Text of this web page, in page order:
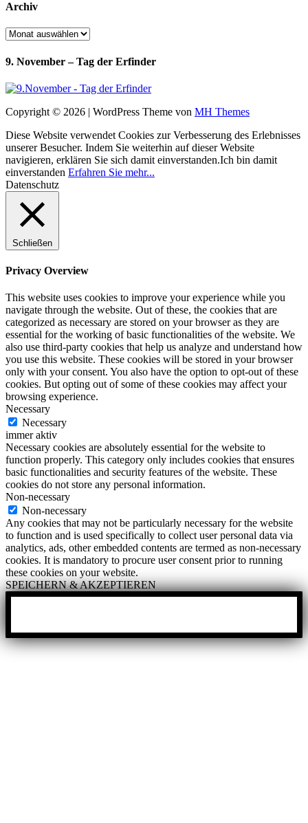
Archiv
Archiv
9. November – Tag der Erfinder
Copyright © 2026 | WordPress Theme von MH Themes
Diese Website verwendet Cookies zur Verbesserung des Erlebnisses
unserer Besucher. Indem Sie weiterhin auf dieser Website
navigieren, erklären Sie sich damit einverstanden.Ich bin damit
einverstanden Erfahren Sie mehr...
Datenschutz
Schließen
Privacy Overview
This website uses cookies to improve your experience while you
navigate through the website. Out of these, the cookies that are
categorized as necessary are stored on your browser as they are
essential for the working of basic functionalities of the website. We
also use third-party cookies that help us analyze and understand how
you use this website. These cookies will be stored in your browser
only with your consent. You also have the option to opt-out of these
cookies. But opting out of some of these cookies may affect your
browsing experience.
Necessary
Necessary
immer aktiv
Necessary cookies are absolutely essential for the website to
function properly. This category only includes cookies that ensures
basic functionalities and security features of the website. These
cookies do not store any personal information.
Non-necessary
Non-necessary
Any cookies that may not be particularly necessary for the website
to function and is used specifically to collect user personal data via
analytics, ads, other embedded contents are termed as non-necessary
cookies. It is mandatory to procure user consent prior to running
these cookies on your website.
SPEICHERN & AKZEPTIEREN